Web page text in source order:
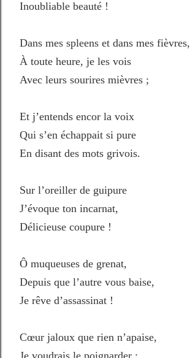
Inoubliable beauté !
Dans mes spleens et dans mes fièvres,
À toute heure, je les vois
Avec leurs sourires mièvres ;
Et j’entends encor la voix
Qui s’en échappait si pure
En disant des mots grivois.
Sur l’oreiller de guipure
J’évoque ton incarnat,
Délicieuse coupure !
Ô muqueuses de grenat,
Depuis que l’autre vous baise,
Je rêve d’assassinat !
Cœur jaloux que rien n’apaise,